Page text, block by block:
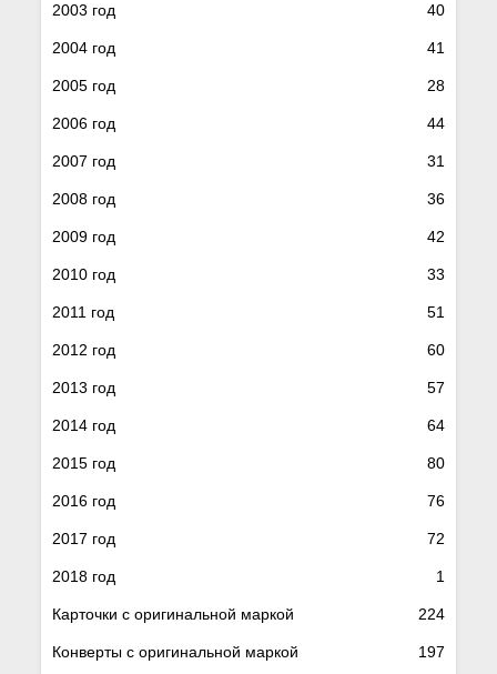
2003 год 40
2004 год 41
2005 год 28
2006 год 44
2007 год 31
2008 год 36
2009 год 42
2010 год 33
2011 год 51
2012 год 60
2013 год 57
2014 год 64
2015 год 80
2016 год 76
2017 год 72
2018 год 1
Карточки с оригинальной маркой 224
Конверты с оригинальной маркой 197